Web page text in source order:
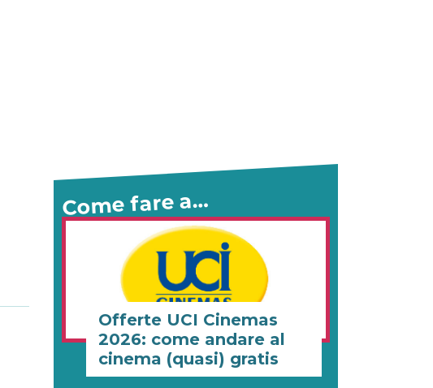
Come fare a…
Offerte UCI Cinemas
2026: come andare al
cinema (quasi) gratis